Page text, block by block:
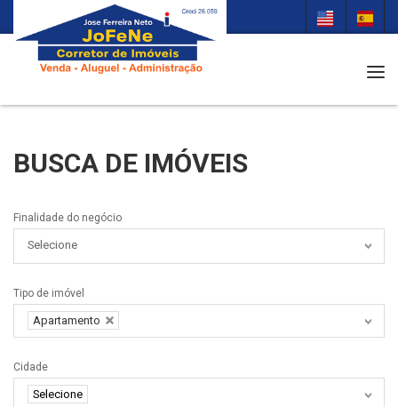
BUSCA DE IMÓVEIS
Finalidade do negócio
Selecione
Tipo de imóvel
Apartamento
Cidade
Selecione